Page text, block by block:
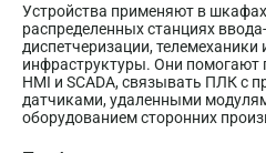
Устройства применяют в
распределенных станциях
диспетчеризации,
инфраструктуры. Они помогают
HMI и SCADA, связывать ПЛК с
датчиками, удаленными
оборудованием сторонних